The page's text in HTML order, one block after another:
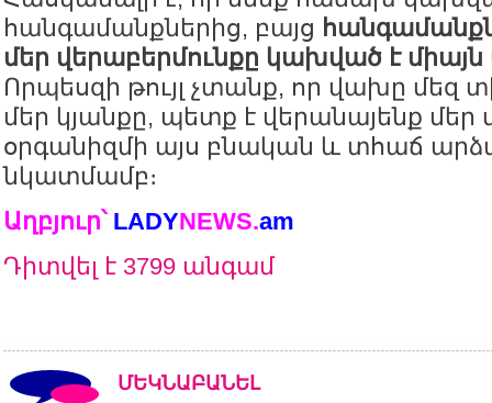
հանգամանքներից, բայց
մեր վերաբերմունքը կախված է միայն
Որպեսզի թույլ չտանք, որ վախը մեզ
մեր կյանքը, պետք է վերանայենք մեր
օրգանիզմի այս բնական և տհաճ
նկատմամբ։
Աղբյուր՝ LADYNEWS.am
Դիտվել է 3799 անգամ
ՄԵԿՆԱԲԱՆԵԼ